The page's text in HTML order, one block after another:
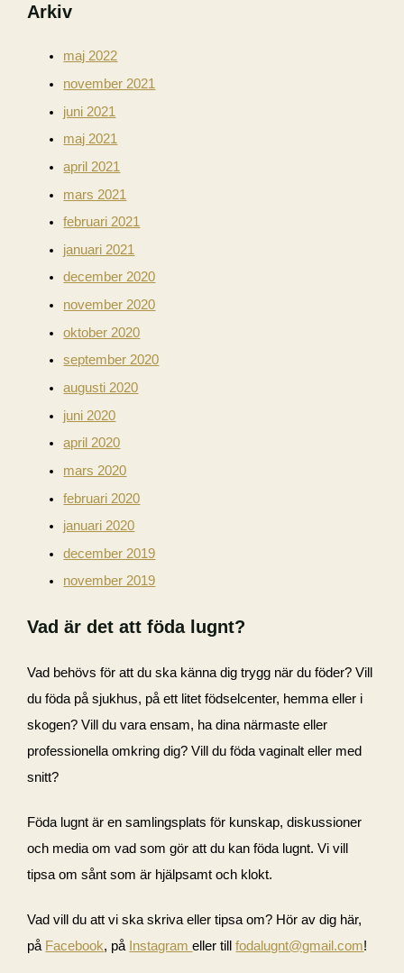
Arkiv
maj 2022
november 2021
juni 2021
maj 2021
april 2021
mars 2021
februari 2021
januari 2021
december 2020
november 2020
oktober 2020
september 2020
augusti 2020
juni 2020
april 2020
mars 2020
februari 2020
januari 2020
december 2019
november 2019
Vad är det att föda lugnt?
Vad behövs för att du ska känna dig trygg när du föder? Vill
du föda på sjukhus, på ett litet födselcenter, hemma eller i
skogen? Vill du vara ensam, ha dina närmaste eller
professionella omkring dig? Vill du föda vaginalt eller med
snitt?
Föda lugnt är en samlingsplats för kunskap, diskussioner
och media om vad som gör att du kan föda lugnt. Vi vill
tipsa om sånt som är hjälpsamt och klokt.
Vad vill du att vi ska skriva eller tipsa om? Hör av dig här,
på Facebook, på Instagrameller tillfodalugnt@gmail.com!